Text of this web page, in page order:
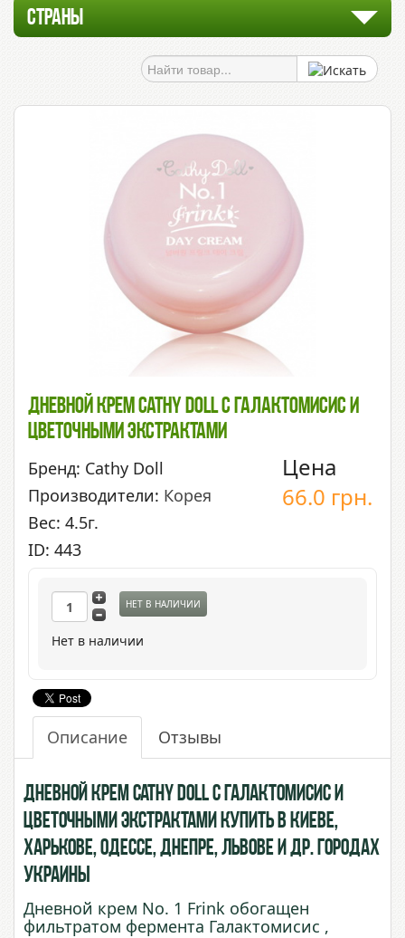
СТРАНЫ
Дневной Крем Cathy Doll С Галактомисис И
Цветочными Экстрактами
Бренд: Cathy Doll
Производители: Корея
Вес: 4.5г.
ID: 443
Цена
66.0 грн.
НЕТ В НАЛИЧИИ
Нет в наличии
Описание Отзывы
Дневной крем Cathy Doll С Галактомисис и
цветочными экстрактами купить в Киеве,
Харькове, Одессе, Днепре, Львове и др. городах
Украины
Дневной крем No. 1 Frink обогащен
фильтратом фермента Галактомисис ,